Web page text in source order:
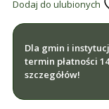
Dodaj do ulubionych
Dla gmin i
termin płatności
szczegółów!